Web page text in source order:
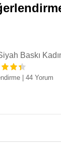
Baskı
44 Yorum